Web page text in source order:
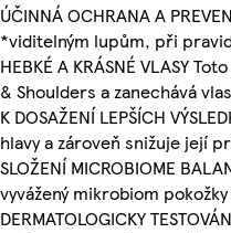
ÚČINNÁ OCHRANA A
*viditelným lupům, při
HEBKÉ A KRÁSNÉ VLASY
& Shoulders a zanechává
K DOSAŽENÍ LEPŠÍCH
hlavy a zároveň snižuje její
SLOŽENÍ MICROBIOME
vyvážený mikrobiom
DERMATOLOGICKY